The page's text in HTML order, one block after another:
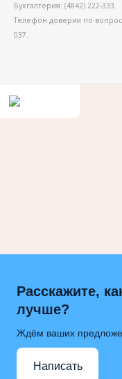
Бухгалтерия: (4842) 222-333.
Телефон доверия по
037.
Расскажите,
лучше?
Ждём ваших
Написать